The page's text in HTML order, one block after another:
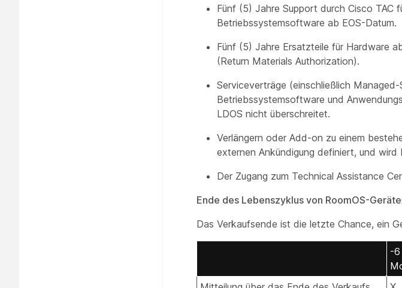
Fünf (5) Jahre Support durch Cisco TAC
Betriebssystemsoftware ab EOS-Datum.
Fünf (5) Jahre Ersatzteile für Hardware
(Return Materials Authorization).
Serviceverträge (einschließlich
Betriebssystemsoftware und
LDOS nicht überschreitet.
Verlängern oder Add-on zu einem
externen Ankündigung definiert, und wird
Der Zugang zum Technical Assistance
Ende des Lebenszyklus von RoomOS-
Das Verkaufsende ist die letzte Chance, ein
-6